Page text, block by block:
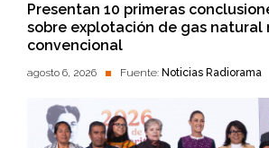
Presentan 10 primeras
sobre explotación de gas natural
convencional
agosto 6, 2026 Fuente: Noticias Radiorama